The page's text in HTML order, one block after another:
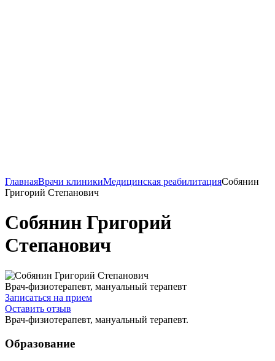
ГлавнаяВрачи клиникиМедицинская реабилитацияСобянин
Григорий Степанович
Собянин Григорий
Степанович
Врач-физиотерапевт, мануальный терапевт
Записаться на прием
Оставить отзыв
Врач-физиотерапевт, мануальный терапевт.
Образование